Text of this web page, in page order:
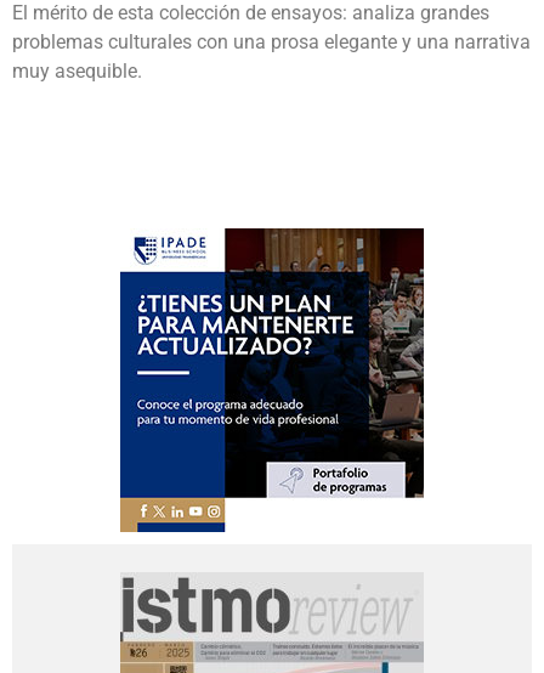
El mérito de esta colección de ensayos: analiza grandes
problemas culturales con una prosa elegante y una narrativa
muy asequible.